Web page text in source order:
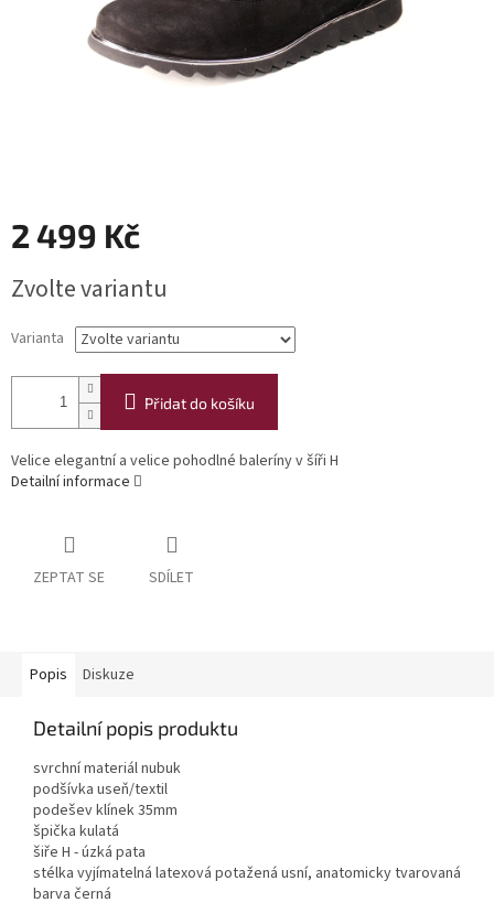
2 499 Kč
cena:
Zvolte variantu
Varianta
Přidat do košíku
Velice elegantní a velice pohodlné baleríny v šíři H
Detailní informace
ZEPTAT SE SDÍLET
Popis Diskuze
Detailní popis produktu
svrchní materiál nubuk
podšívka useň/textil
podešev klínek 35mm
špička kulatá
šiře H - úzká pata
stélka vyjímatelná latexová potažená usní, anatomicky tvarovaná
barva černá